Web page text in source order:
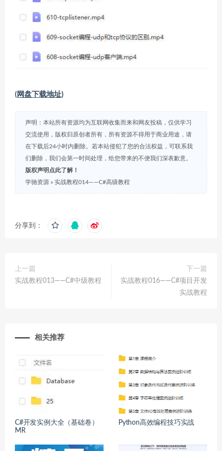
(网盘下载地址)
声明：本站所有资源均为互联网收集而来和网友投稿，仅供学习
交流使用，版权归原创者所有，所有资源不得用于商业用途，请
在下载后24小时内删除。若本站侵犯了您的合法权益，可联系我
们删除，我们会第一时间处理，给您带来的不便我们深表歉意。
版权声明点此了解！
学驰资源 » 实战教程014——C#高级教程
分享到：
上一篇
实战教程013——C#中级教程
下一篇
实战教程016——C#项目开发
实战教程
相关推荐
C#开发实例大全（基础卷）
MR
Python高效编程技巧实战